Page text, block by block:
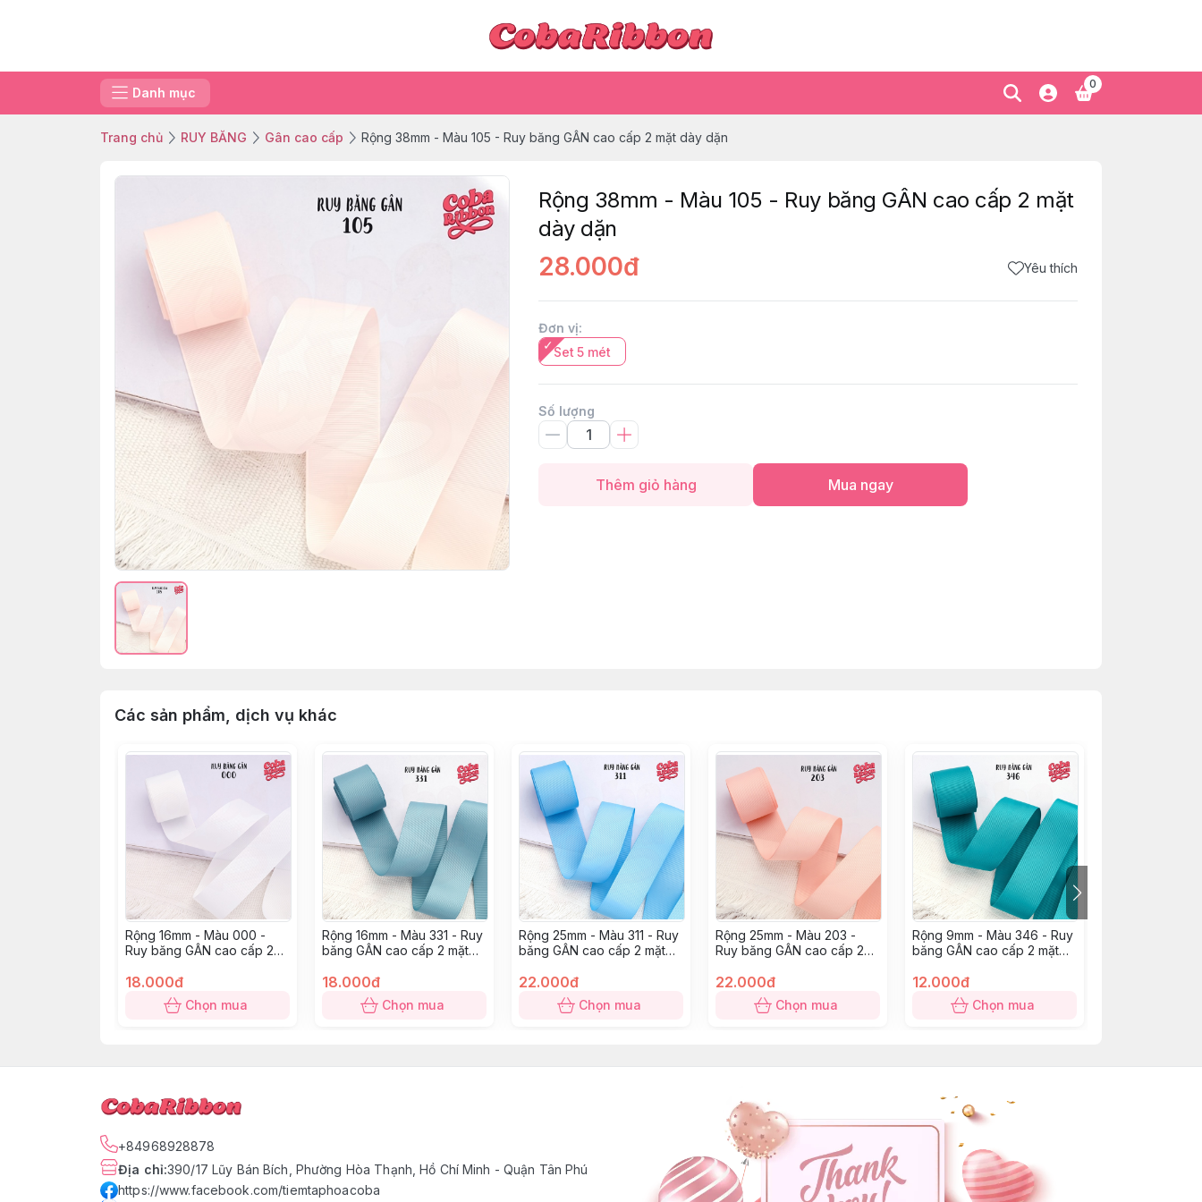
Danh mục
0
Trang chủ RUY BĂNG Gân cao cấp Rộng 38mm - Màu 105 - Ruy băng GÂN cao cấp 2 mặt dày dặn
Rộng 38mm - Màu 105 - Ruy băng GÂN cao cấp 2 mặt
dày dặn
28.000đ Yêu thích
Đơn vị:
Set 5 mét
Số lượng
Thêm giỏ hàng Mua ngay
Các sản phẩm, dịch vụ khác
Rộng 16mm - Màu 000 -
Ruy băng GÂN cao cấp 2
18.000đ
Chọn mua
Rộng 16mm - Màu 331 - Ruy
băng GÂN cao cấp 2 mặt
18.000đ
Chọn mua
Rộng 25mm - Màu 311 - Ruy
băng GÂN cao cấp 2 mặt
22.000đ
Chọn mua
Rộng 25mm - Màu 203 -
Ruy băng GÂN cao cấp 2
22.000đ
Chọn mua
Rộng 9mm - Màu 346 - Ruy
băng GÂN cao cấp 2 mặt
12.000đ
Chọn mua
+84968928878
Địa chỉ:390/17 Lũy Bán Bích, Phường Hòa Thạnh, Hồ Chí Minh - Quận Tân Phú
https://www.facebook.com/tiemtaphoacoba